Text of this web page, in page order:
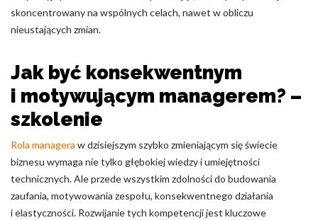
skoncentrowany na wspólnych celach, nawet w obliczu
nieustających zmian.
Jak być konsekwentnym
i motywującym managerem? –
szkolenie
Rola managera w dzisiejszym szybko zmieniającym się świecie
biznesu wymaga nie tylko głębokiej wiedzy i umiejętności
technicznych. Ale przede wszystkim zdolności do budowania
zaufania, motywowania zespołu, konsekwentnego działania
i elastyczności. Rozwijanie tych kompetencji jest kluczowe